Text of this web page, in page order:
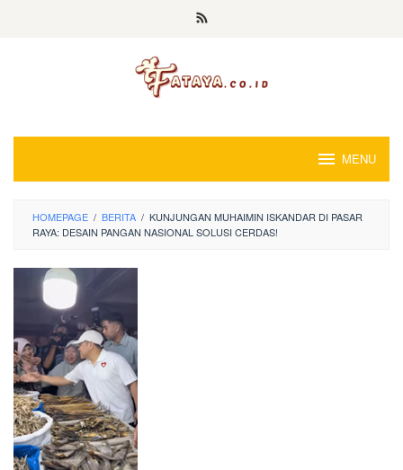
MENU
HOMEPAGE / BERITA / KUNJUNGAN MUHAIMIN ISKANDAR DI PASAR
RAYA: DESAIN PANGAN NASIONAL SOLUSI CERDAS!